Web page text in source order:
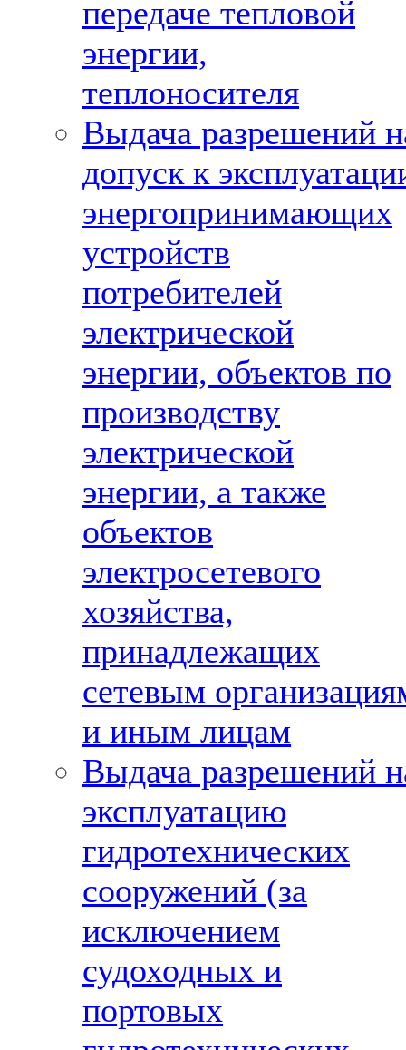
передаче тепловой
энергии,
теплоносителя
Выдача разрешений
допуск к
энергопринимающих
устройств
потребителей
электрической
энергии, объектов по
производству
электрической
энергии, а также
объектов
электросетевого
хозяйства,
принадлежащих
сетевым
и иным лицам
Выдача разрешений
эксплуатацию
гидротехнических
сооружений (за
исключением
судоходных и
портовых